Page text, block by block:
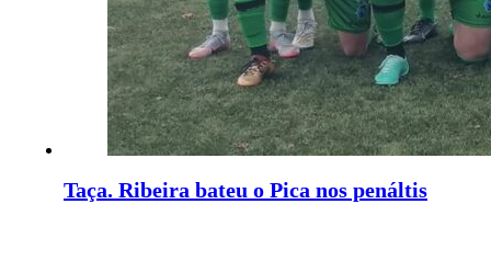
Taça. Ribeira bateu o Pica nos penáltis